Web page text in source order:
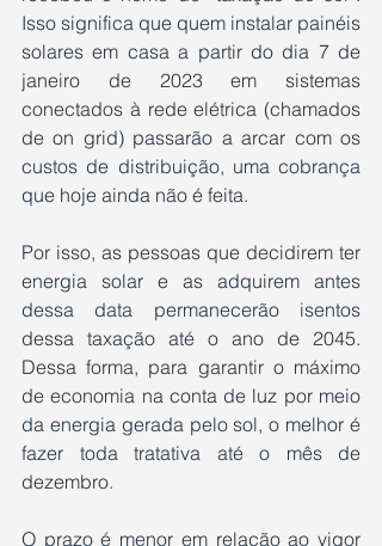
Isso significa que quem instalar painéis
solares em casa a partir do dia 7 de
janeiro de 2023 em sistemas
conectados à rede elétrica (chamados
de on grid) passarão a arcar com os
custos de distribuição, uma cobrança
que hoje ainda não é feita.
Por isso, as pessoas que decidirem ter
energia solar e as adquirem antes
dessa data permanecerão isentos
dessa taxação até o ano de 2045.
Dessa forma, para garantir o máximo
de economia na conta de luz por meio
da energia gerada pelo sol, o melhor é
fazer toda tratativa até o mês de
dezembro.
O prazo é menor em relação ao vigor